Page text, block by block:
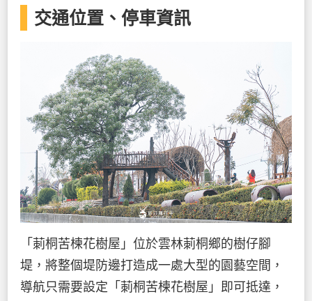
交通位置、停車資訊
「莿桐苦楝花樹屋」位於雲林莿桐鄉的樹仔腳
堤，將整個堤防邊打造成一處大型的園藝空間，
導航只需要設定「莿桐苦楝花樹屋」即可抵達，